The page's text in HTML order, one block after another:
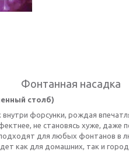
Фонтанная насадка
столб)
форсунки, рождая
не становясь хуже, даже
для любых фонтанов в
как для домашних, так и